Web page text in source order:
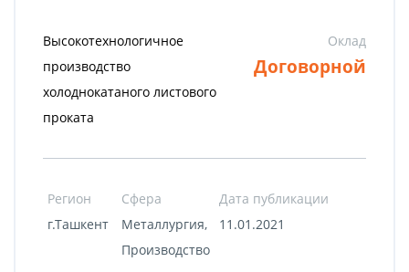
Высокотехнологичное
производство
холоднокатаного листового
проката
Оклад
Договорной
Регион Сфера
Дата публикации
г.Ташкент
Металлургия,
Производство
11.01.2021